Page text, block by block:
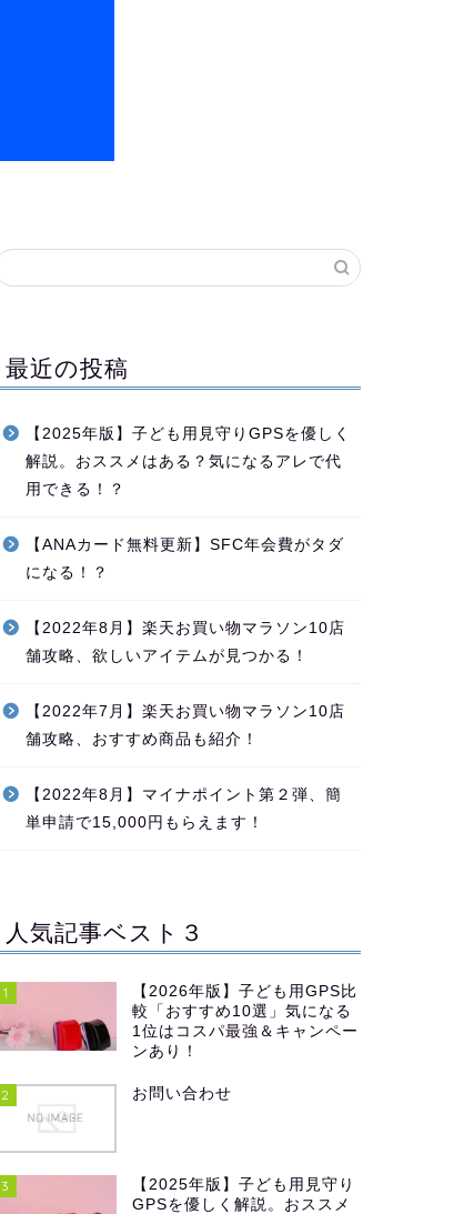
最近の投稿
【2025年版】子ども用見守りGPSを優しく
解説。おススメはある？気になるアレで代
用できる！？
【ANAカード無料更新】SFC年会費がタダ
になる！？
【2022年8月】楽天お買い物マラソン10店
舗攻略、欲しいアイテムが見つかる！
【2022年7月】楽天お買い物マラソン10店
舗攻略、おすすめ商品も紹介！
【2022年8月】マイナポイント第２弾、簡
単申請で15,000円もらえます！
人気記事ベスト３
1
【2026年版】子ども用GPS比
較「おすすめ10選」気になる
1位はコスパ最強＆キャンペー
ンあり！
2 お問い合わせ
3
【2025年版】子ども用見守り
GPSを優しく解説。おススメ